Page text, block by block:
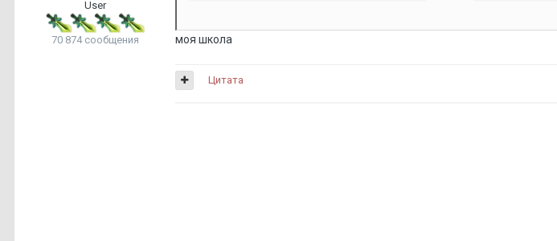
User
70 874 сообщения моя школа
Цитата